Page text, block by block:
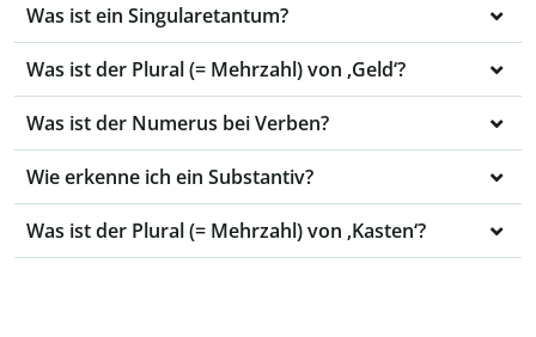
Was ist ein Singularetantum?
Was ist der Plural (= Mehrzahl) von ‚Geld‘?
Was ist der Numerus bei Verben?
Wie erkenne ich ein Substantiv?
Was ist der Plural (= Mehrzahl) von ‚Kasten‘?